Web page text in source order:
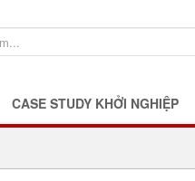
CASE STUDY KHỞI NGHIỆP